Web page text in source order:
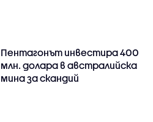
Пентагонът инвестира 400
млн. долара в австралийска
мина за скандий